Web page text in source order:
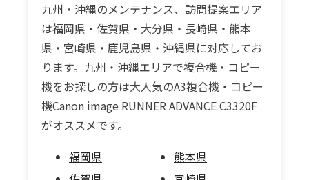
九州・沖縄のメンテナンス、訪問提案エリア
は福岡県・佐賀県・大分県・長崎県・熊本
県・宮崎県・鹿児島県・沖縄県に対応してお
ります。九州・沖縄エリアで複合機・コピー
機をお探しの方は大人気のA3複合機・コピー
機Canon image RUNNER ADVANCE C3320F
がオススメです。
福岡県
熊本県